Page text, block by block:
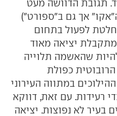
ב-5,300 סל"ד. תגובת הדוושה מעט
אך גם ב"ספורט")
לפעול בתחום
יציאה מאוד
שהאשמה תלוייה
כפולת
במתווה העירוני
רעידות. עם זאת, דווקא
בעיר לא נפוצות. יציאה